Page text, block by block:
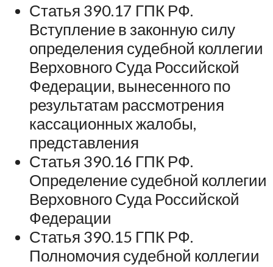
Статья 390.17 ГПК РФ.
Вступление в законную силу
определения судебной коллегии
Верховного Суда Российской
Федерации, вынесенного по
результатам рассмотрения
кассационных жалобы,
представления
Статья 390.16 ГПК РФ.
Определение судебной коллегии
Верховного Суда Российской
Федерации
Статья 390.15 ГПК РФ.
Полномочия судебной коллегии